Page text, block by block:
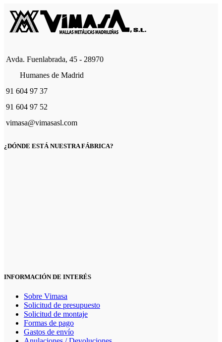
Avda. Fuenlabrada, 45 - 28970
Humanes de Madrid
91 604 97 37
91 604 97 52
vimasa@vimasasl.com
¿DÓNDE ESTÁ NUESTRA FÁBRICA?
INFORMACIÓN DE INTERÉS
Sobre Vimasa
Solicitud de presupuesto
Solicitud de montaje
Formas de pago
Gastos de envío